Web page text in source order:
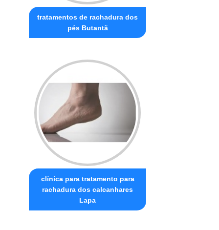
tratamentos de rachadura dos
pés Butantã
clínica para tratamento para
rachadura dos calcanhares
Lapa